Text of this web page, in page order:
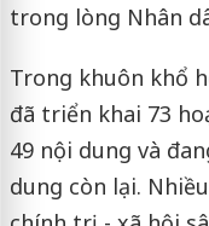
trong lòng Nhân
Trong khuôn khổ
đã triển khai 73
49 nội dung và
dung còn lại.